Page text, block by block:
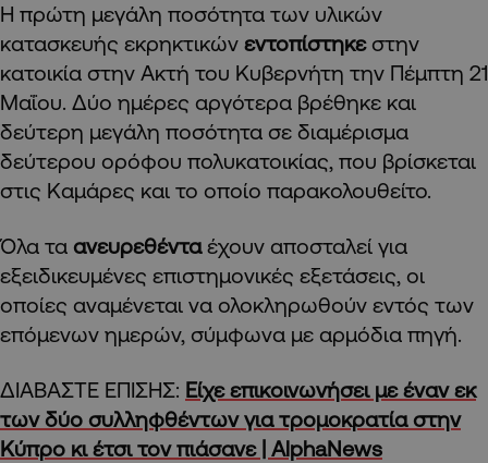
Η πρώτη μεγάλη ποσότητα των υλικών
κατασκευής εκρηκτικών εντοπίστηκε στην
κατοικία στην Ακτή του Κυβερνήτη την Πέμπτη 21
Μαΐου. Δύο ημέρες αργότερα βρέθηκε και
δεύτερη μεγάλη ποσότητα σε διαμέρισμα
δεύτερου ορόφου πολυκατοικίας, που βρίσκεται
στις Καμάρες και το οποίο παρακολουθείτο.
Όλα τα ανευρεθένταέχουν αποσταλεί για
εξειδικευμένες επιστημονικές εξετάσεις, οι
οποίες αναμένεται να ολοκληρωθούν εντός των
επόμενων ημερών, σύμφωνα με αρμόδια πηγή.
ΔΙΑΒΑΣΤΕ ΕΠΙΣΗΣ: Είχε επικοινωνήσει με έναν εκ
των δύο συλληφθέντων για τρομοκρατία στην
Κύπρο κι έτσι τον πιάσανε | AlphaNews